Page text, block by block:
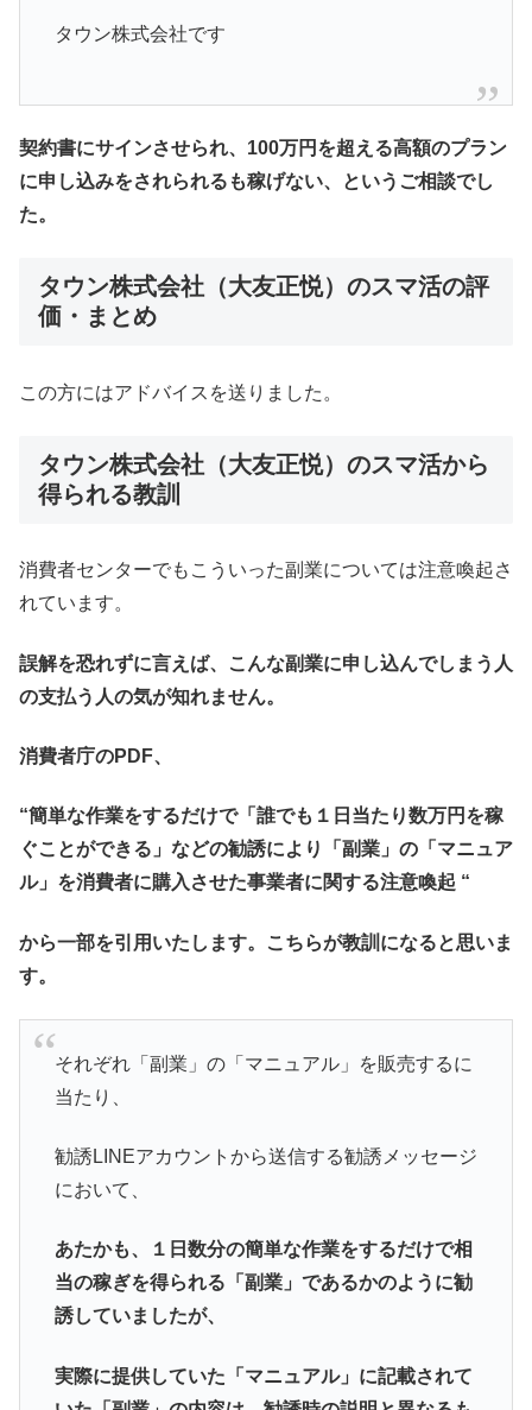
タウン株式会社です
契約書にサインさせられ、100万円を超える高額のプラン
に申し込みをされられるも稼げない、というご相談でし
た。
タウン株式会社（大友正悦）のスマ活の評
価・まとめ
この方にはアドバイスを送りました。
タウン株式会社（大友正悦）のスマ活から
得られる教訓
消費者センターでもこういった副業については注意喚起さ
れています。
誤解を恐れずに言えば、こんな副業に申し込んでしまう人
の支払う人の気が知れません。
消費者庁のPDF、
“簡単な作業をするだけで「誰でも１日当たり数万円を稼
ぐことができる」などの勧誘により「副業」の「マニュア
ル」を消費者に購入させた事業者に関する注意喚起 “
から一部を引用いたします。こちらが教訓になると思いま
す。
それぞれ「副業」の「マニュアル」を販売するに
当たり、
勧誘LINEアカウントから送信する勧誘メッセージ
において、
あたかも、１日数分の簡単な作業をするだけで相
当の稼ぎを得られる「副業」であるかのように勧
誘していましたが、
実際に提供していた「マニュアル」に記載されて